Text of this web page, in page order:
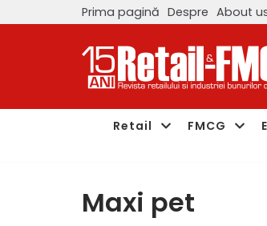
Prima pagină Despre About
Retail FMCG
Maxi pet